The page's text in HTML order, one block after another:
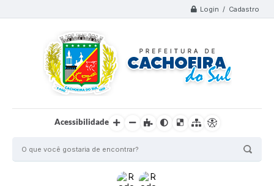
Login / Cadastro
Acessibilidade